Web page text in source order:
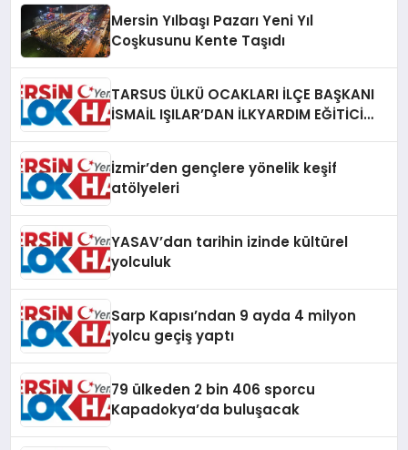
Mersin Yılbaşı Pazarı Yeni Yıl
Coşkusunu Kente Taşıdı
TARSUS ÜLKÜ OCAKLARI İLÇE BAŞKANI
İSMAİL IŞILAR’DAN İLKYARDIM EĞİTİCİ
İzmir’den gençlere yönelik keşif
atölyeleri
YASAV’dan tarihin izinde kültürel
yolculuk
Sarp Kapısı’ndan 9 ayda 4 milyon
yolcu geçiş yaptı
79 ülkeden 2 bin 406 sporcu
Kapadokya’da buluşacak